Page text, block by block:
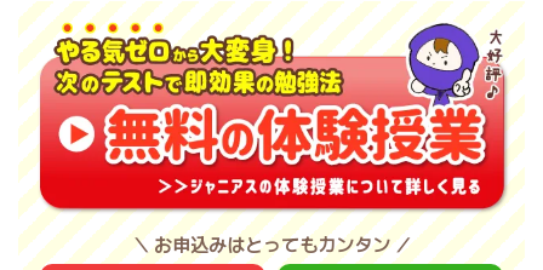
＼ お申込みはとってもカンタン ／